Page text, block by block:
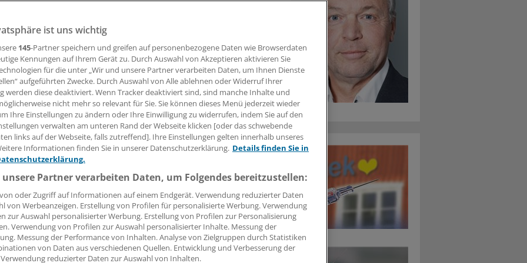
wird in Schweden geimpft
In Schweden nicht nötig. In Impfläden
angeboten. Ein Einblick.
ist uns wichtig
145-Partner speichern und greifen auf personenbezogene Daten wie Browserdaten
Kennungen auf Ihrem Gerät zu. Durch Auswahl von Akzeptieren aktivieren Sie
für die unter „Wir und unsere Partner verarbeiten Daten, um Ihnen Dienste
aufgeführten Zwecke. Durch Auswahl von Alle ablehnen oder Widerruf Ihrer
werden diese deaktiviert. Wenn Tracker deaktiviert sind, sind manche Inhalte und
nicht mehr so relevant für Sie. Sie können dieses Menü jederzeit wieder
Ihre Einstellungen zu ändern oder Ihre Einwilligung zu widerrufen, indem Sie auf den
verwalten am unteren Rand der Webseite klicken [oder das schwebende
links auf der Webseite, falls zutreffend]. Ihre Einstellungen gelten innerhalb unseres
Informationen finden Sie in unserer Datenschutzerklärung. Details finden Sie in
Partner verarbeiten Daten, um Folgendes bereitzustellen:
oder Zugriff auf Informationen auf einem Endgerät. Verwendung reduzierter Daten
von Werbeanzeigen. Erstellung von Profilen für personalisierte Werbung. Verwendung
zur Auswahl personalisierter Werbung. Erstellung von Profilen zur Personalisierung
Verwendung von Profilen zur Auswahl personalisierter Inhalte. Messung der
Messung der Performance von Inhalten. Analyse von Zielgruppen durch Statistiken
von Daten aus verschiedenen Quellen. Entwicklung und Verbesserung der
reduzierter Daten zur Auswahl von Inhalten.